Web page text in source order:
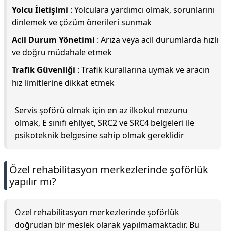
Yolcu İletişimi : Yolculara yardımcı olmak, sorunlarını
dinlemek ve çözüm önerileri sunmak
Acil Durum Yönetimi : Arıza veya acil durumlarda hızlı
ve doğru müdahale etmek
Trafik Güvenliği : Trafik kurallarına uymak ve aracın
hız limitlerine dikkat etmek
Servis şoförü olmak için en az ilkokul mezunu
olmak, E sınıfı ehliyet, SRC2 ve SRC4 belgeleri ile
psikoteknik belgesine sahip olmak gereklidir
Özel rehabilitasyon merkezlerinde şoförlük
yapılır mı?
Özel rehabilitasyon merkezlerinde şoförlük
doğrudan bir meslek olarak yapılmamaktadır. Bu